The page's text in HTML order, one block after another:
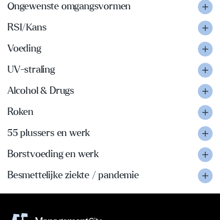
Ongewenste omgangsvormen
RSI/Kans
Voeding
UV-straling
Alcohol & Drugs
Roken
55 plussers en werk
Borstvoeding en werk
Besmettelijke ziekte / pandemie